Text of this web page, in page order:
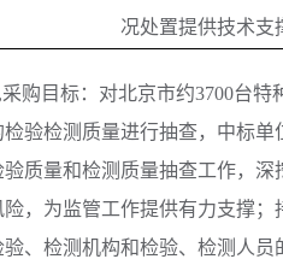
况处置提供技术支
采购目标：对北京市约3700台
检验检测质量进行抽查，中标单
质量和检测质量抽查工作，
，为监管工作提供有力支撑
、检测机构和检验、检测人